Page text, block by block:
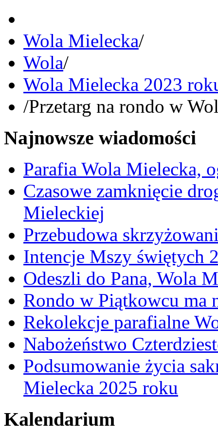
Wola Mielecka/
Wola/
Wola Mielecka 2023
/Przetarg na rondo w
Najnowsze wiadomości
Parafia Wola Mielecka,
Czasowe zamknięcie
Mieleckiej
Przebudowa
Intencje Mszy świętych
Odeszli do Pana, Wola
Rondo w Piątkowcu ma
Rekolekcje parafialne
Nabożeństwo
Podsumowanie życia
Mielecka 2025 roku
Kalendarium